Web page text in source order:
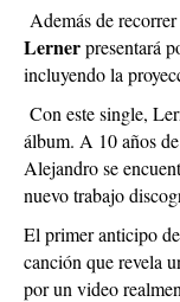
Además de
Lernerpresentará
incluyendo la
Con este single,
álbum. A 10 años
Alejandro se
nuevo trabajo
El primer anticipo
canción que revela
por un video